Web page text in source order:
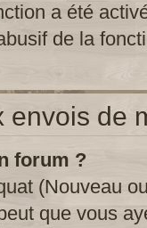
a été
de la
envois de
forum ?
(Nouveau
que vous